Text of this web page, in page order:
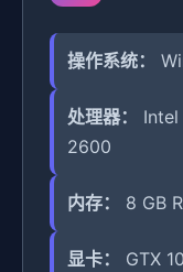
操作系统：
处理器：
2600
内存： 8 GB
显卡： GTX